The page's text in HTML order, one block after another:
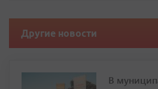
Другие новости
В